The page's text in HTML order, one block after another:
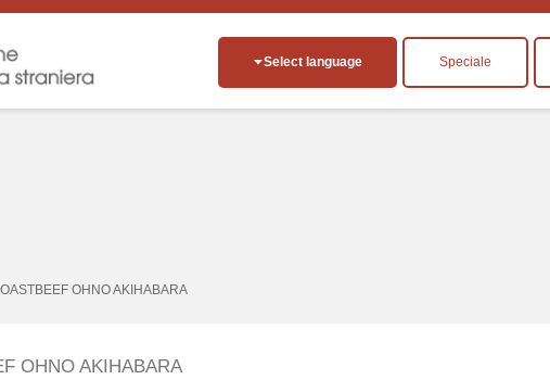
Select language Speciale
OHNO AKIHABARA
OHNO AKIHABARA